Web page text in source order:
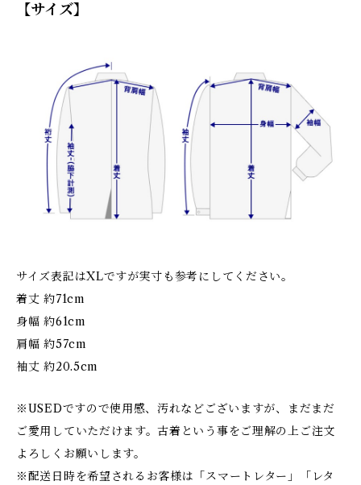
【サイズ】
サイズ表記はXLですが実寸も参考にしてください。
着丈 約71cm
身幅 約61cm
肩幅 約57cm
袖丈 約20.5cm
※USEDですので使用感、汚れなどございますが、まだまだ
ご愛用していただけます。古着という事をご理解の上ご注文
よろしくお願いします。
※配送日時を希望されるお客様は「スマートレター」「レタ